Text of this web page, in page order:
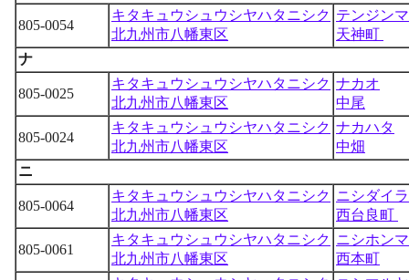
805-0054
キタキュウシュウシヤハタニシク
北九州市八幡東区
テンジン
天神町
ナ
805-0025
キタキュウシュウシヤハタニシク
北九州市八幡東区
ナカオ
中尾
805-0024
キタキュウシュウシヤハタニシク
北九州市八幡東区
ナカハタ
中畑
ニ
805-0064
キタキュウシュウシヤハタニシク
北九州市八幡東区
ニシダイ
西台良町
805-0061
キタキュウシュウシヤハタニシク
北九州市八幡東区
ニシホン
西本町